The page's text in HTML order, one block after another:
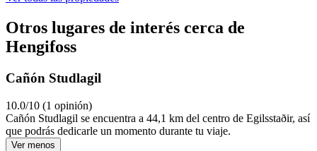
Otros lugares de interés cerca de
Hengifoss
Cañón Studlagil
10.0/10 (1 opinión)
Cañón Studlagil se encuentra a 44,1 km del centro de Egilsstaðir, así
que podrás dedicarle un momento durante tu viaje.
Ver menos